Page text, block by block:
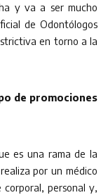
y va a ser mucho
de Odontólogos
en torno a la
de promociones
es una rama de la
por un médico
personal y,